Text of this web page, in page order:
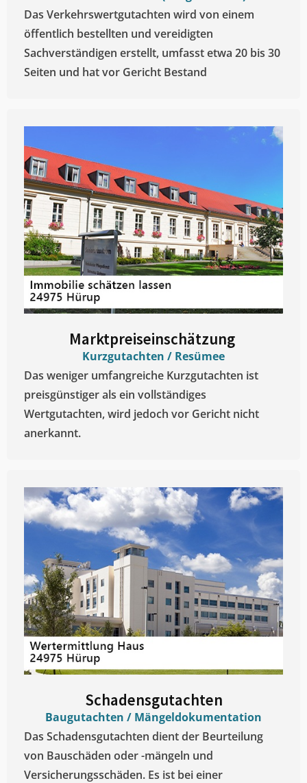
Das Verkehrswertgutachten wird von einem
öffentlich bestellten und vereidigten
Sachverständigen erstellt, umfasst etwa 20 bis 30
Seiten und hat vor Gericht Bestand
Marktpreiseinschätzung ​
Kurzgutachten / Resümee
Das weniger umfangreiche Kurzgutachten ist
preisgünstiger als ein vollständiges
Wertgutachten, wird jedoch vor Gericht nicht
anerkannt.
Schadensgutachten
Baugutachten / Mängeldokumentation
Das Schadensgutachten dient der Beurteilung
von Bauschäden oder -mängeln und
Versicherungsschäden. Es ist bei einer